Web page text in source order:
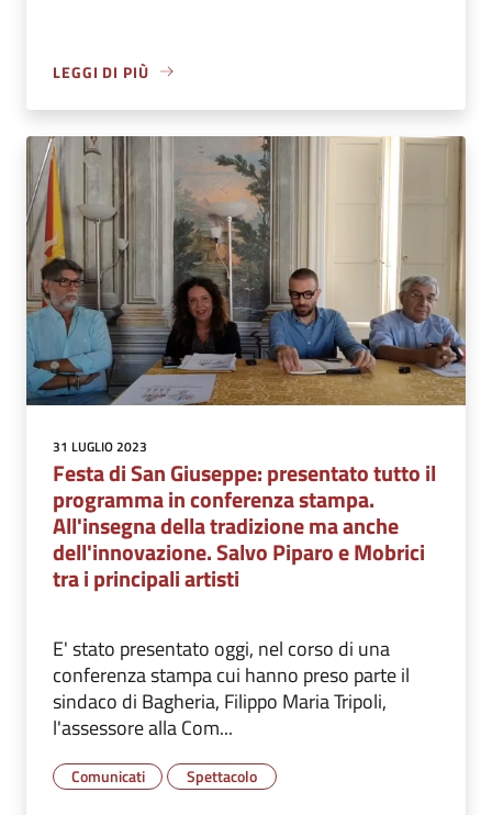
LEGGI DI PIÙ
31 LUGLIO 2023
Festa di San Giuseppe: presentato tutto il
programma in conferenza stampa.
All'insegna della tradizione ma anche
dell'innovazione. Salvo Piparo e Mobrici
tra i principali artisti
E' stato presentato oggi, nel corso di una
conferenza stampa cui hanno preso parte il
sindaco di Bagheria, Filippo Maria Tripoli,
l'assessore alla Com...
Comunicati Spettacolo